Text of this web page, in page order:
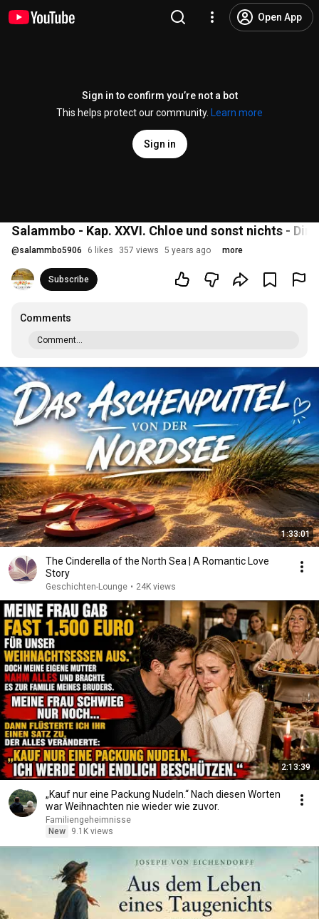
Open App
Sign in to confirm you’re not a bot
This helps protect our community.
Learn more
Sign in
Salammbo - Kap. XXVI. Chloe und sonst nichts -
@salammbo5906 6 likes 357 views 5 years ago more
Subscribe
Comments
Comment...
1:33:01
The Cinderella of the North Sea | A Romantic Love
Story
Geschichten-Lounge • 24K views
2:13:39
„Kauf nur eine Packung Nudeln.“ Nach diesen Worten
war Weihnachten nie wieder wie zuvor.
Familiengeheimnisse
New
9.1K views